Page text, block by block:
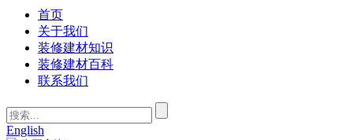
首页
关于我们
装修建材知识
装修建材百科
联系我们
English